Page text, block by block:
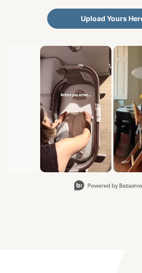
Upload Yours
Media Carousel
Carousel with product photos. Use the